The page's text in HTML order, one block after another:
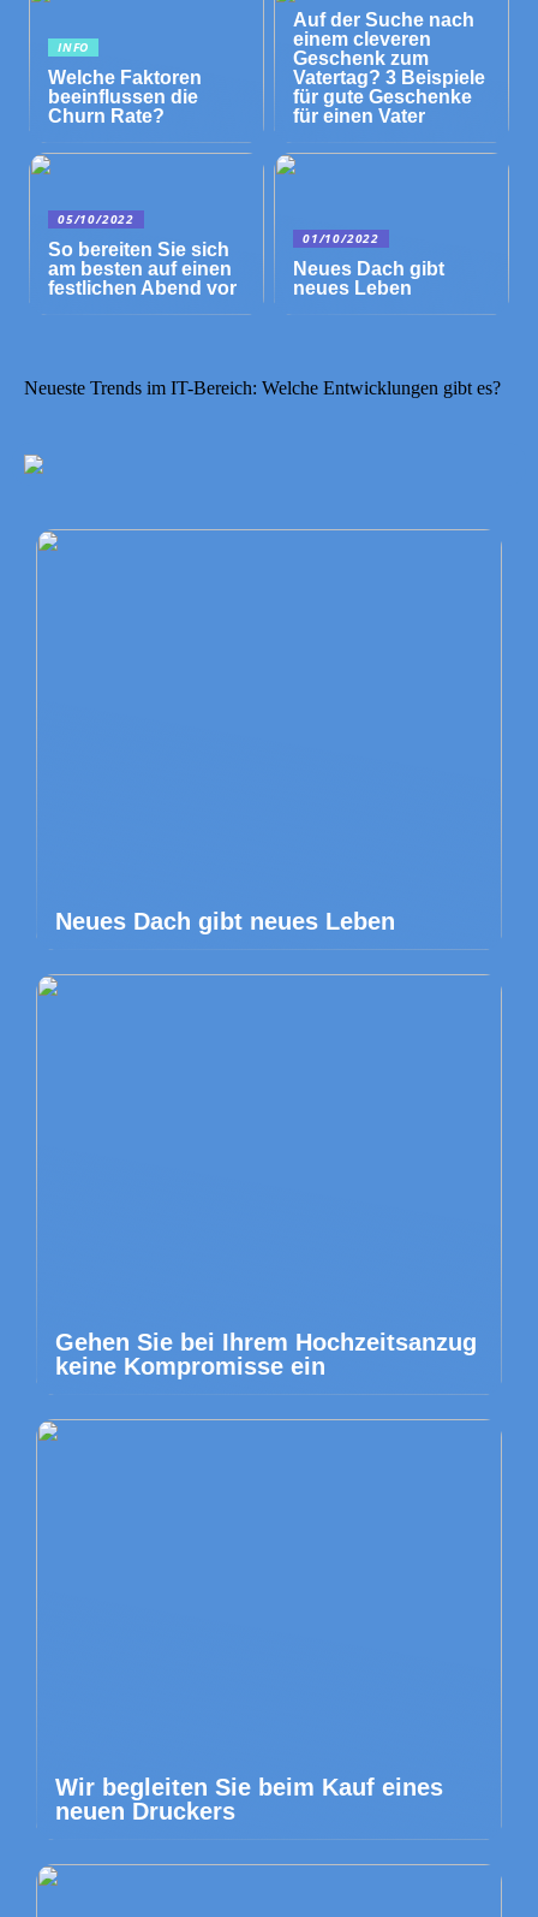
INFO
Welche Faktoren
beeinflussen die
Churn Rate?
Auf der Suche nach
einem cleveren
Geschenk zum
Vatertag? 3 Beispiele
für gute Geschenke
für einen Vater
05/10/2022
So bereiten Sie sich
am besten auf einen
festlichen Abend vor
01/10/2022
Neues Dach gibt
neues Leben
Neueste Trends im IT-Bereich: Welche Entwicklungen gibt es?
Neues Dach gibt neues Leben
Gehen Sie bei Ihrem Hochzeitsanzug
keine Kompromisse ein
Wir begleiten Sie beim Kauf eines
neuen Druckers